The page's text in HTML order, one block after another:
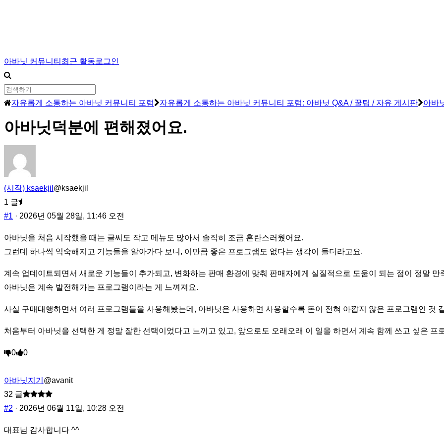
content
포
럼
탐
색
아바닛 커뮤니티 최근 활동로그인
포
이
동
로
-
현
재
치
입
니
다:
자유롭게 소통하는 아바닛 커뮤니티 포럼 자유롭게 소통하는 아바닛 커뮤니티 포럼: 아바닛 Q&A / 꿀팁 / 자유 게시판 아바
아바닛덕분에 편해졌어요.
(시작) ksaekjil @ksaekjil
1 글
#1 · 2026년 05월 28일, 11:46 오전
아바닛을 처음 시작했을 때는 글씨도 작고 메뉴도 많아서 솔직히 조금 혼란스러웠어요.
그런데 하나씩 익숙해지고 기능들을 알아가다 보니, 이만큼 좋은 프로그램도 없다는 생각이 들더라고요.
계속 업데이트되면서 새로운 기능들이 추가되고, 변화하는 판매 환경에 맞춰 판매자에게 실질적으로 도움이 되는 점이 정말 만
아바닛은 계속 발전해가는 프로그램이라는 게 느껴져요.
사실 구매대행하면서 여러 프로그램들을 사용해봤는데, 아바닛은 사용하면 사용할수록 돈이 전혀 아깝지 않은 프로그램인 것
처음부터 아바닛을 선택한 게 정말 잘한 선택이었다고 느끼고 있고, 앞으로도 오래오래 이 일을 하면서 계속 함께 쓰고 싶은 프
엄
가
락
을
내
리
클
0
좋
를
클
릭
합
니
0
아바닛지기 @avanit
32 글
#2 · 2026년 06월 11일, 10:28 오전
대표님 감사합니다 ^^